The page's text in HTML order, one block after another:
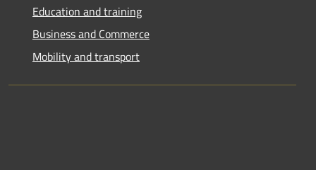
Education and training
Business and Commerce
Mobility and transport